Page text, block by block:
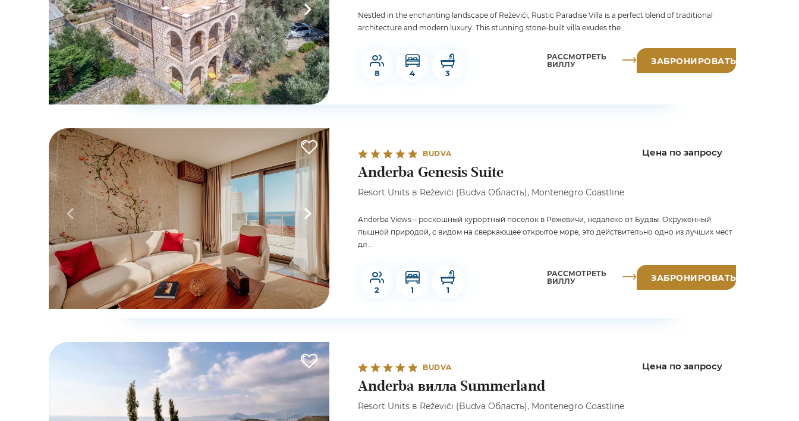
Nestled in the enchanting landscape of Reževići, Rustic Paradise Villa is a perfect blend of traditional
architecture and modern luxury. This stunning stone-built villa exudes the...
8 4 3
РАССМОТРЕТЬ
ВИЛЛУ
ЗАБРОНИРОВАТЬ
BUDVA
Anderba Genesis Suite
Resort Units в Reževići (Budva Область), Montenegro Coastline
Цена по запросу
Anderba Views – роскошный курортный поселок в Режевичи, недалеко от Будвы. Окруженный
пышной природой, с видом на сверкающее открытое море, это действительно одно из лучших мест
дл...
2 1 1
РАССМОТРЕТЬ
ВИЛЛУ
ЗАБРОНИРОВАТЬ
BUDVA
Anderba вилла Summerland
Resort Units в Reževići (Budva Область), Montenegro Coastline
Цена по запросу